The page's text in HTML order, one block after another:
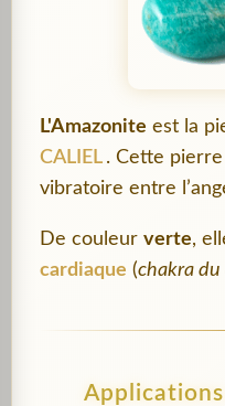
L'Amazonite est la
CALIEL . Cette
vibratoire entre
De couleur verte,
cardiaque (chakra